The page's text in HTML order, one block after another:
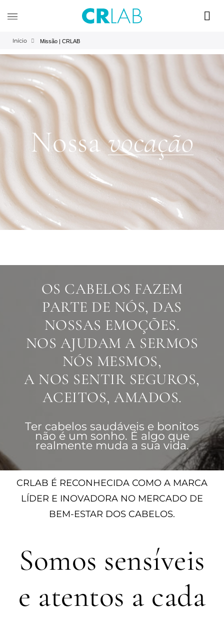
Início Missão | CRLAB
Nossavocação
OS CABELOS FAZEM
PARTE DE NÓS, DAS
NOSSAS EMOÇÕES.
NOS AJUDAM A SERMOS
NÓS MESMOS,
A NOS SENTIR SEGUROS,
ACEITOS, AMADOS.
Ter cabelos saudáveis e bonitos
não é um sonho. É algo que
realmente muda a sua vida.
CRLAB É RECONHECIDA COMO A MARCA
LÍDER E INOVADORA NO MERCADO DE
BEM-ESTAR DOS CABELOS.
Somos sensíveis
e atentos a cada